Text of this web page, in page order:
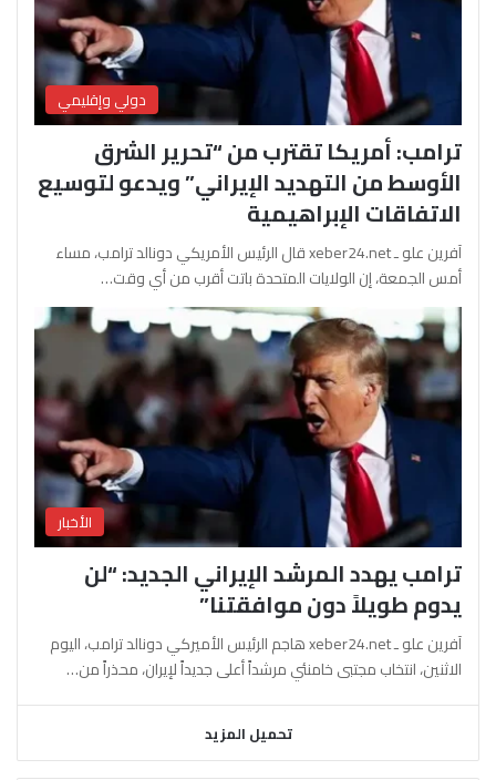
دولي وإقليمي
ترامب: أمريكا تقترب من “تحرير الشرق
الأوسط من التهديد الإيراني” ويدعو لتوسيع
الاتفاقات الإبراهيمية
آفرين علو ـ xeber24.net قال الرئيس الأمريكي دونالد ترامب، مساء
أمس الجمعة، إن الولايات المتحدة باتت أقرب من أي وقت…
الأخبار
ترامب يهدد المرشد الإيراني الجديد: “لن
يدوم طويلاً دون موافقتنا”
آفرين علو ـ xeber24.net هاجم الرئيس الأميركي دونالد ترامب، اليوم
الاثنين، انتخاب مجتبى خامنئي مرشداً أعلى جديداً لإيران، محذراً من…
تحميل المزيد